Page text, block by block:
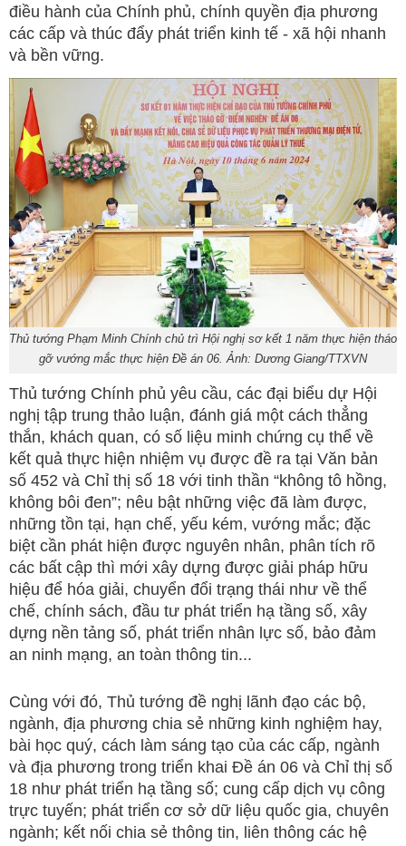
điều hành của Chính phủ, chính quyền địa phương
các cấp và thúc đẩy phát triển kinh tế - xã hội nhanh
và bền vững.
Thủ tướng Phạm Minh Chính chủ trì Hội nghị sơ kết 1 năm thực hiện tháo
gỡ vướng mắc thực hiện Đề án 06. Ảnh: Dương Giang/TTXVN
Thủ tướng Chính phủ yêu cầu, các đại biểu dự Hội
nghị tập trung thảo luận, đánh giá một cách thẳng
thắn, khách quan, có số liệu minh chứng cụ thể về
kết quả thực hiện nhiệm vụ được đề ra tại Văn bản
số 452 và Chỉ thị số 18 với tinh thần “không tô hồng,
không bôi đen”; nêu bật những việc đã làm được,
những tồn tại, hạn chế, yếu kém, vướng mắc; đặc
biệt cần phát hiện được nguyên nhân, phân tích rõ
các bất cập thì mới xây dựng được giải pháp hữu
hiệu để hóa giải, chuyển đổi trạng thái như về thể
chế, chính sách, đầu tư phát triển hạ tầng số, xây
dựng nền tảng số, phát triển nhân lực số, bảo đảm
an ninh mạng, an toàn thông tin...
Cùng với đó, Thủ tướng đề nghị lãnh đạo các bộ,
ngành, địa phương chia sẻ những kinh nghiệm hay,
bài học quý, cách làm sáng tạo của các cấp, ngành
và địa phương trong triển khai Đề án 06 và Chỉ thị số
18 như phát triển hạ tầng số; cung cấp dịch vụ công
trực tuyến; phát triển cơ sở dữ liệu quốc gia, chuyên
ngành; kết nối chia sẻ thông tin, liên thông các hệ